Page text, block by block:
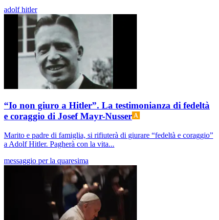
adolf hitler
“Io non giuro a Hitler”. La testimonianza di fedeltà
e coraggio di Josef Mayr-Nusser
Marito e padre di famiglia, si rifiuterà di giurare “fedeltà e coraggio”
a Adolf Hitler. Pagherà con la vita...
messaggio per la quaresima